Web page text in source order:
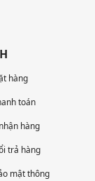
hàng
toán
hàng
trả hàng
mật thông